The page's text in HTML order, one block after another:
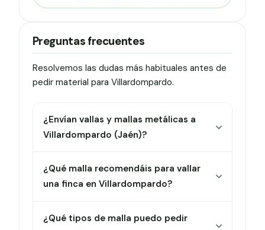
Preguntas frecuentes
Resolvemos las dudas más habituales antes de
pedir material para Villardompardo.
¿Envían vallas y mallas metálicas a
Villardompardo (Jaén)?
¿Qué malla recomendáis para vallar
una finca en Villardompardo?
¿Qué tipos de malla puedo pedir